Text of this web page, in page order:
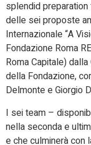
splendid
delle sei proposte
Internazionale “A
Fondazione Roma
Roma Capitale)
della Fondazione,
Delmonte e Giorgio
I sei team –
nella seconda e
e che culminerà con